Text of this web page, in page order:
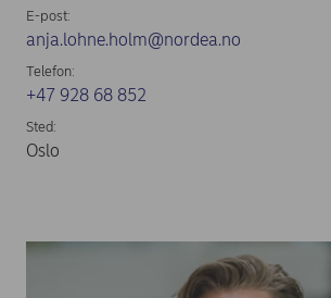
E-post:
anja.lohne.holm@nordea.no
Telefon:
+47 928 68 852
Sted:
Oslo